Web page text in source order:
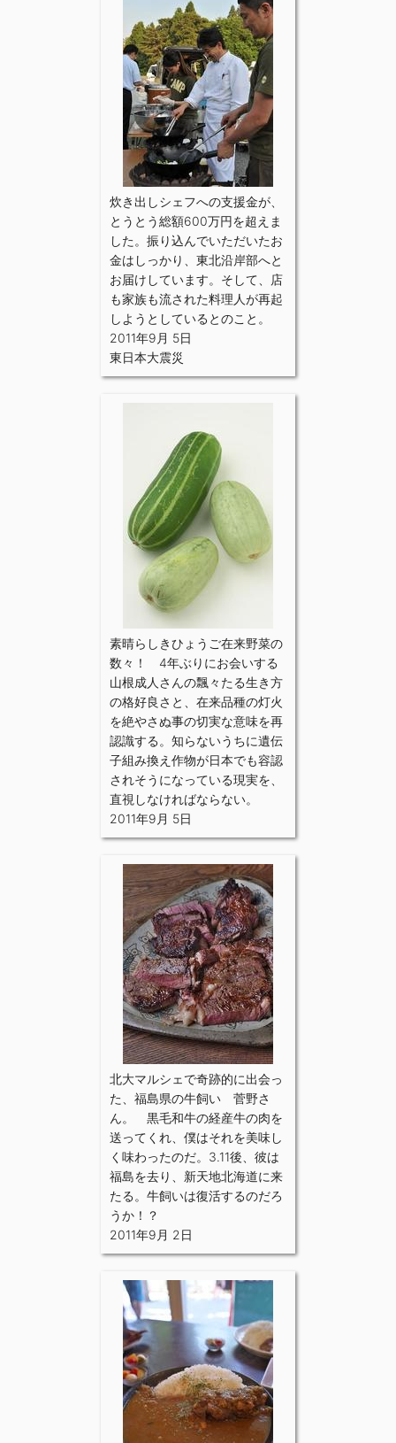
炊き出しシェフへの支援金が、
とうとう総額600万円を超えま
した。振り込んでいただいたお
金はしっかり、東北沿岸部へと
お届けしています。そして、店
も家族も流された料理人が再起
しようとしているとのこと。
2011年9月 5日
東日本大震災
素晴らしきひょうご在来野菜の
数々！ 4年ぶりにお会いする
山根成人さんの飄々たる生き方
の格好良さと、在来品種の灯火
を絶やさぬ事の切実な意味を再
認識する。知らないうちに遺伝
子組み換え作物が日本でも容認
されそうになっている現実を、
直視しなければならない。
2011年9月 5日
北大マルシェで奇跡的に出会っ
た、福島県の牛飼い 菅野さ
ん。 黒毛和牛の経産牛の肉を
送ってくれ、僕はそれを美味し
く味わったのだ。3.11後、彼は
福島を去り、新天地北海道に来
たる。牛飼いは復活するのだろ
うか！？
2011年9月 2日